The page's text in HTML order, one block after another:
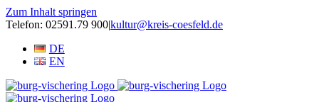
Zum Inhalt springen
Telefon: 02591.79 900|kultur@kreis-coesfeld.de
DE
EN